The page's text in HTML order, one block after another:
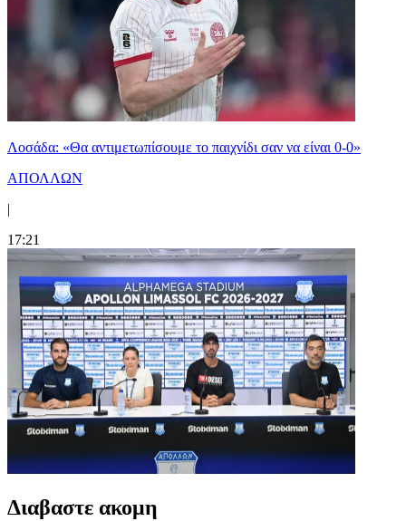
Λοσάδα: «Θα αντιμετωπίσουμε το παιχνίδι σαν να είναι 0-0»
ΑΠΟΛΛΩΝ
|
17:21
Διαβαστε ακομη